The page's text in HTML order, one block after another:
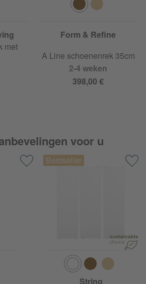
met
Form & Refine
A Line schoenenrek 35cm
2-4 weken
398,00 €
voor u
String